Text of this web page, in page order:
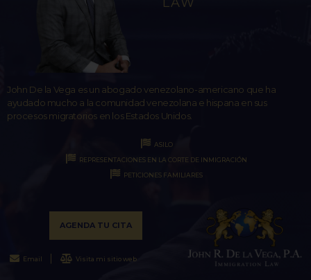
John De la Vega es un abogado venezolano-americano que ha
ayudado mucho a la comunidad venezolana e hispana en sus
procesos migratorios en los Estados Unidos.
ASILO
REPRESENTACIONES EN LA CORTE DE INMIGRACIÓN
PETICIONES FAMILIARES
AGENDA TU CITA
Email Visita mi sitio web